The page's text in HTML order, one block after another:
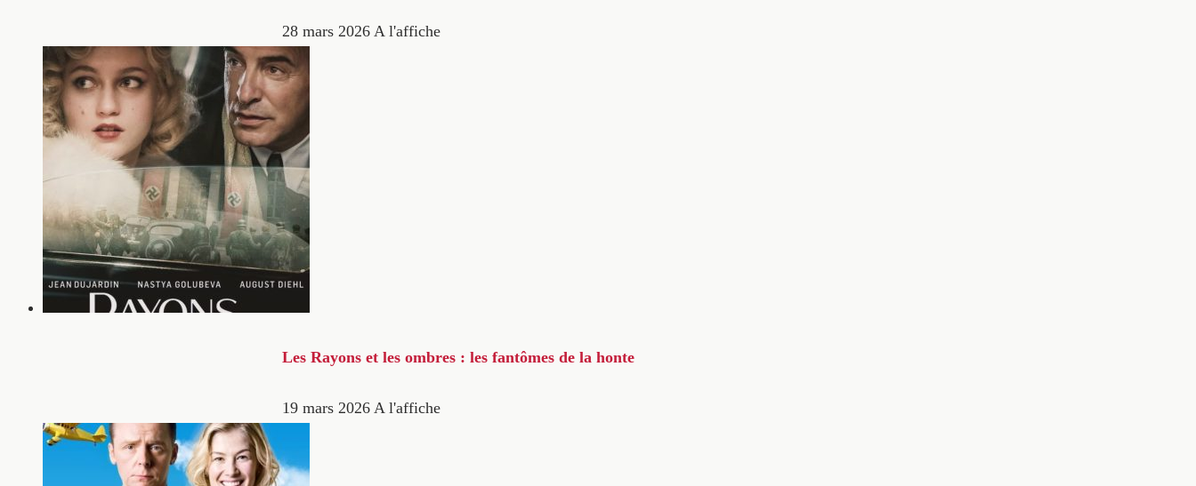
28 mars 2026 A l'affiche
Les Rayons et les ombres : les fantômes de la honte
19 mars 2026 A l'affiche